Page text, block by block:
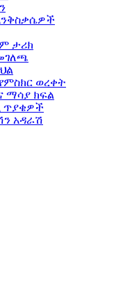
ታሪክ
ወረቀት
ማሳያ ክፍል
ጥያቄዎች
አዳራሽ